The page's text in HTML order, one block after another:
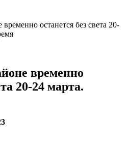
останется без света 20-
временно
20-24 марта.